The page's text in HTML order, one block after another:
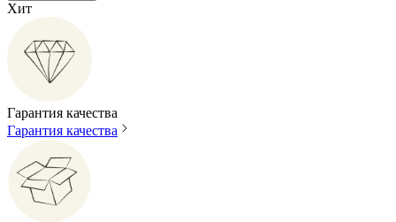
Хит
Гарантия качества
Гарантия качества